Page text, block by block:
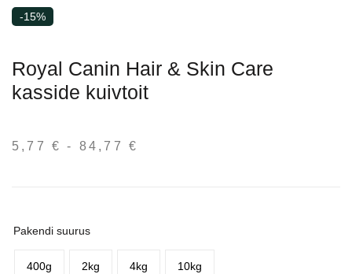
-15%
Royal Canin Hair & Skin Care
kasside kuivtoit
5,77 € - 84,77€
Pakendi suurus
400g 2kg 4kg 10kg